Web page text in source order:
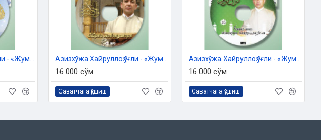
16 000 сўм
Саватчага қўшиш
16 000 сўм
Саватчага қўшиш